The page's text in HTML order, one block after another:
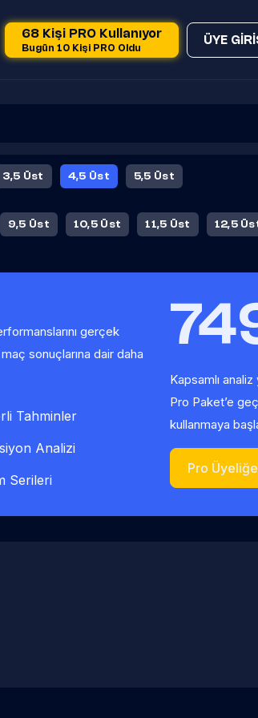
68 Kişi PRO Kullanıyor
Bugün 10 Kişi PRO Oldu
ÜYE
3,5 Üst 4,5 Üst 5,5 Üst
9,5 Üst 10,5 Üst 11,5 Üst 12,5
gerçek
sonuçlarına dair daha
Tahminler
Analizi
Serileri
Kapsamlı
Pro Paket’e
kullanmaya
Pro